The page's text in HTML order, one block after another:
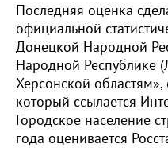
Последняя оценка
официальной
Донецкой Народной
Народной Республике
Херсонской областям»,
который ссылается
Городское население
года оценивается